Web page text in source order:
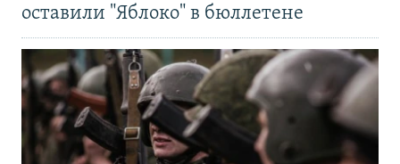
оставили "Яблоко" в бюллетене